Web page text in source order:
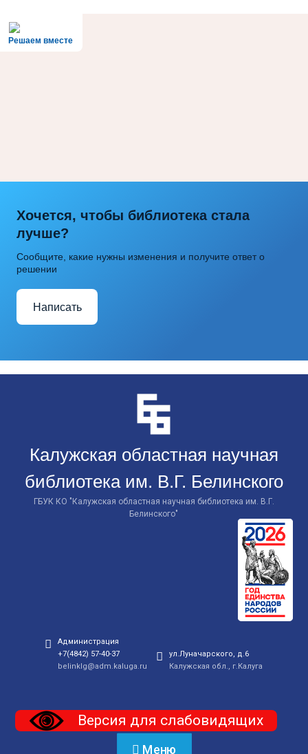
Решаем вместе
Хочется, чтобы библиотека стала
лучше?
Сообщите, какие нужны изменения и получите ответ о
решении
Написать
Калужская областная научная
библиотека им. В.Г. Белинского
ГБУК КО "Калужская областная научная библиотека им. В.Г.
Белинского"
Администрация
+7(4842) 57-40-37
belinklg@adm.kaluga.ru
ул.Луначарского, д.6
Калужская обл., г.Калуга
Версия для слабовидящих
Меню